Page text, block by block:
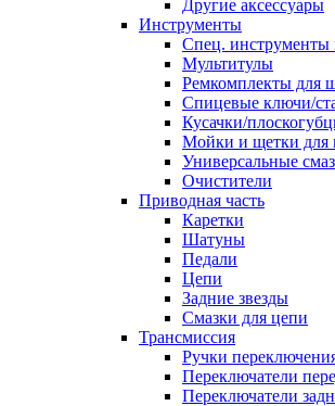
Другие аксессуары
Инструменты
Спец. инструменты
Мультитулы
Ремкомплекты для
Спицевые ключи/
Кусачки/
Мойки и щетки для
Универсальные
Очистители
Приводная часть
Каретки
Шатуны
Педали
Цепи
Задние звезды
Смазки для цепи
Трансмиссия
Ручки
Переключатели
Переключатели